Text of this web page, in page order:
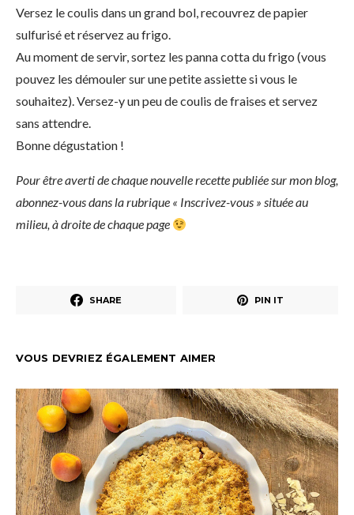
Versez le coulis dans un grand bol, recouvrez de papier
sulfurisé et réservez au frigo.
Au moment de servir, sortez les panna cotta du frigo (vous
pouvez les démouler sur une petite assiette si vous le
souhaitez). Versez-y un peu de coulis de fraises et servez
sans attendre.
Bonne dégustation !
Pour être averti de chaque nouvelle recette publiée sur mon blog,
abonnez-vous dans la rubrique « Inscrivez-vous » située au
milieu, à droite de chaque page
SHARE PIN IT
VOUS DEVRIEZ ÉGALEMENT AIMER